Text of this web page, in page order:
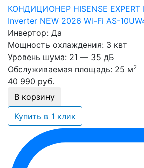
КОНДИЦИОНЕР HISENSE EXPERT
Inverter NEW 2026 Wi-Fi AS-
Инвертор: Да
Мощность охлаждения: 3 квт
Уровень шума: 21 — 35 дБ
Обслуживаемая площадь: 25 м2
40 990 руб.
В корзину
Купить в 1 клик